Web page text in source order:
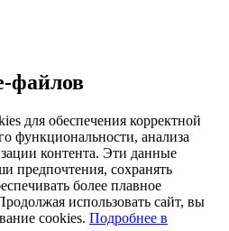
файлов
для обеспечения корректной
функциональности, анализа
контента. Эти данные
предпочтения, сохранять
более плавное
использовать сайт, вы
cookies. Подробнее в